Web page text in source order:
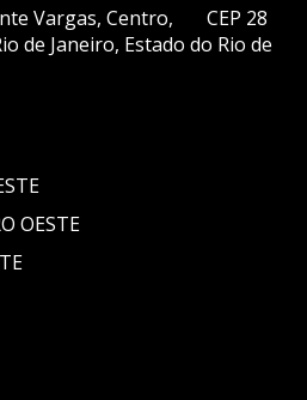
Vargas, Centro, CEP 28
de Janeiro, Estado do Rio de
OESTE